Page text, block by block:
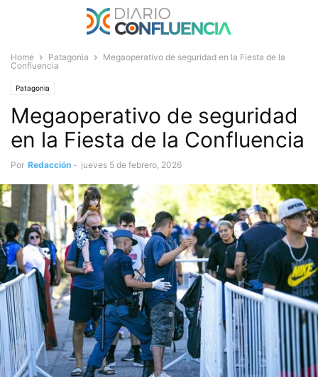
Home Patagonia
Megaoperativo de seguridad en la Fiesta de la
Confluencia
Patagonia
Megaoperativo de seguridad
en la Fiesta de la Confluencia
Por Redacción - jueves 5 de febrero, 2026